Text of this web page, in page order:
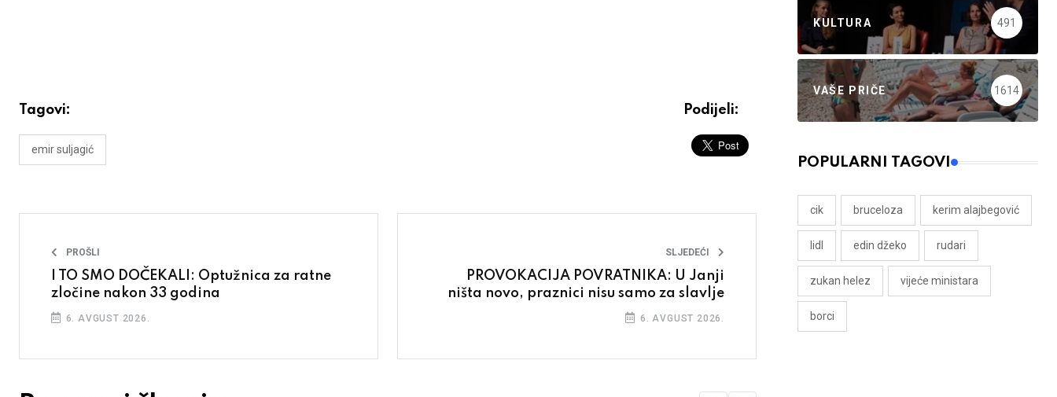
Tagovi:
emir suljagić
Podijeli:
PROŠLI
I TO SMO DOČEKALI: Optužnica za ratne
zločine nakon 33 godina
6. AVGUST 2026.
SLJEDEĆI
PROVOKACIJA POVRATNIKA: U Janji
ništa novo, praznici nisu samo za slavlje
6. AVGUST 2026.
KULTURA 491
VAŠE PRIČE 1614
POPULARNI TAGOVI
cik bruceloza kerim alajbegović
lidl edin džeko rudari
zukan helez vijeće ministara
borci